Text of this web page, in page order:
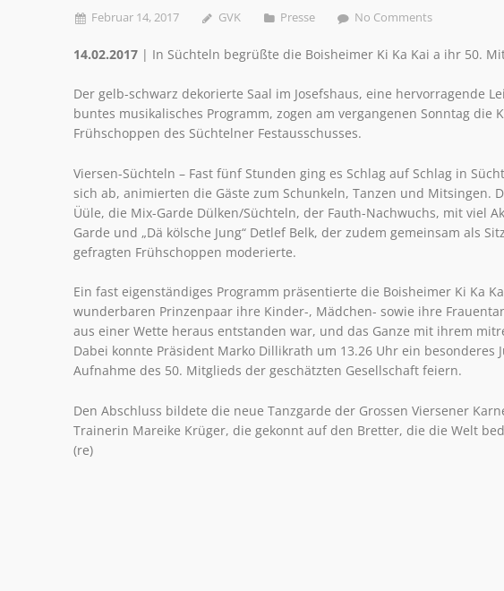
Februar 14, 2017 GVK Presse No Comments
14.02.2017 | In Süchteln begrüßte die Boisheimer Ki Ka Kai a ihr 50.
Der gelb-schwarz dekorierte Saal im Josefshaus, eine hervorragende
buntes musikalisches Programm, zogen am vergangenen Sonntag die
Frühschoppen des Süchtelner Festausschusses.
Viersen-Süchteln – Fast fünf Stunden ging es Schlag auf Schlag in
sich ab, animierten die Gäste zum Schunkeln, Tanzen und Mitsingen.
Üüle, die Mix-Garde Dülken/Süchteln, der Fauth-Nachwuchs, mit viel
Garde und „Dä kölsche Jung“ Detlef Belk, der zudem gemeinsam als
gefragten Frühschoppen moderierte.
Ein fast eigenständiges Programm präsentierte die Boisheimer Ki Ka
wunderbaren Prinzenpaar ihre Kinder-, Mädchen- sowie ihre
aus einer Wette heraus entstanden war, und das Ganze mit ihrem
Dabei konnte Präsident Marko Dillikrath um 13.26 Uhr ein
Aufnahme des 50. Mitglieds der geschätzten Gesellschaft feiern.
Den Abschluss bildete die neue Tanzgarde der Grossen Viersener
Trainerin Mareike Krüger, die gekonnt auf den Bretter, die die Welt
(re)